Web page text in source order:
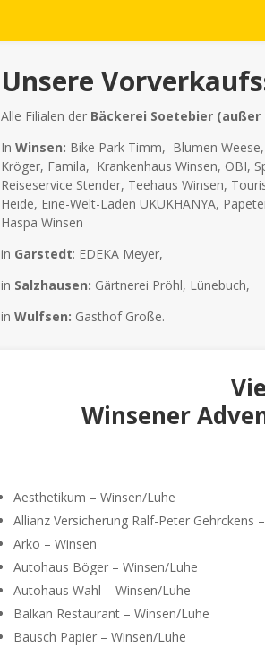
Unsere
Alle Filialen der Bäckerei Soetebier (außer
In Winsen: Bike Park Timm, Blumen
Kröger, Famila, Krankenhaus Winsen, OBI,
Reiseservice Stender, Teehaus Winsen,
Heide, Eine-Welt-Laden UKUKHANYA,
Haspa Winsen
in Garstedt: EDEKA Meyer,
in Salzhausen: Gärtnerei Pröhl, Lünebuch,
inWulfsen: Gasthof Große.
Winsener
Aesthetikum – Winsen/Luhe
Allianz Versicherung Ralf-Peter Gehrckens
Arko – Winsen
Autohaus Böger – Winsen/Luhe
Autohaus Wahl – Winsen/Luhe
Balkan Restaurant – Winsen/Luhe
Bausch Papier – Winsen/Luhe